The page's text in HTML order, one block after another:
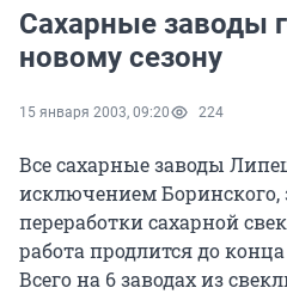
Сахарные заводы
новому сезону
15 января 2003, 09:20 224
Все сахарные заводы
исключением Боринского,
переработки сахарной
работа продлится до
Всего на 6 заводах из